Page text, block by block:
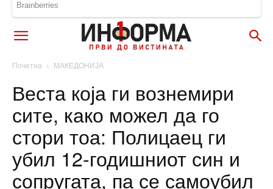
Почетна МАКЕДОНИЈА
Веста која ги вознемири
сите, како можел да го
стори тоа: Полицаец ги
убил 12-годишниот син и
сопругата, па се самоубил